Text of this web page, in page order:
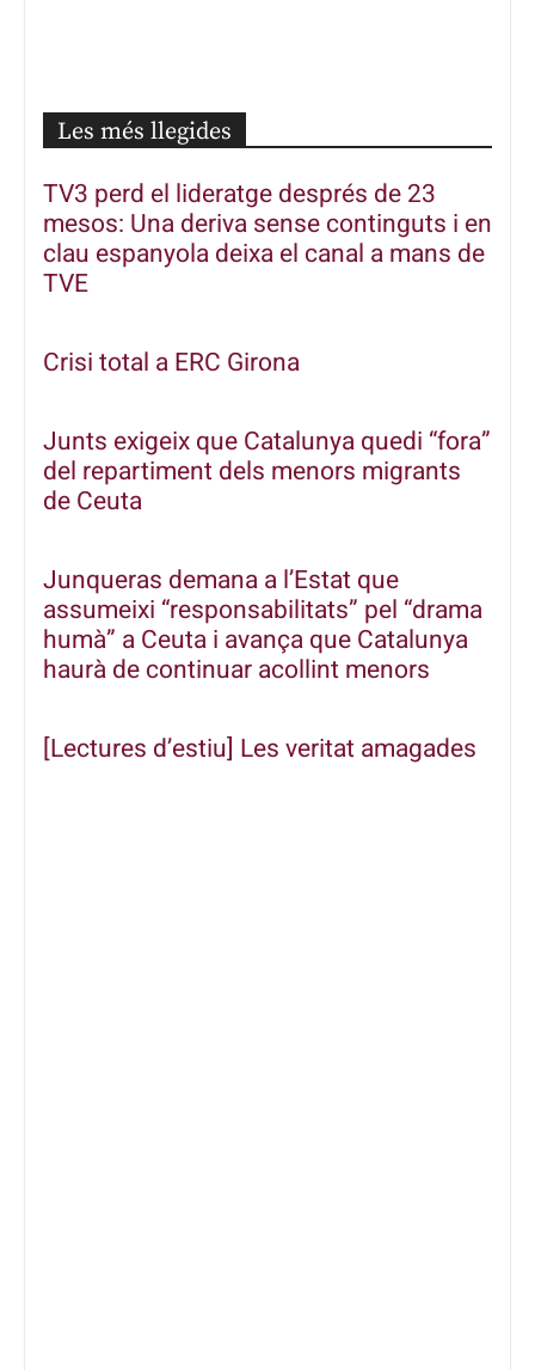
Les més llegides
TV3 perd el lideratge després de 23
mesos: Una deriva sense continguts i en
clau espanyola deixa el canal a mans de
TVE
Crisi total a ERC Girona
Junts exigeix que Catalunya quedi “fora”
del repartiment dels menors migrants
de Ceuta
Junqueras demana a l’Estat que
assumeixi “responsabilitats” pel “drama
humà” a Ceuta i avança que Catalunya
haurà de continuar acollint menors
[Lectures d’estiu] Les veritat amagades